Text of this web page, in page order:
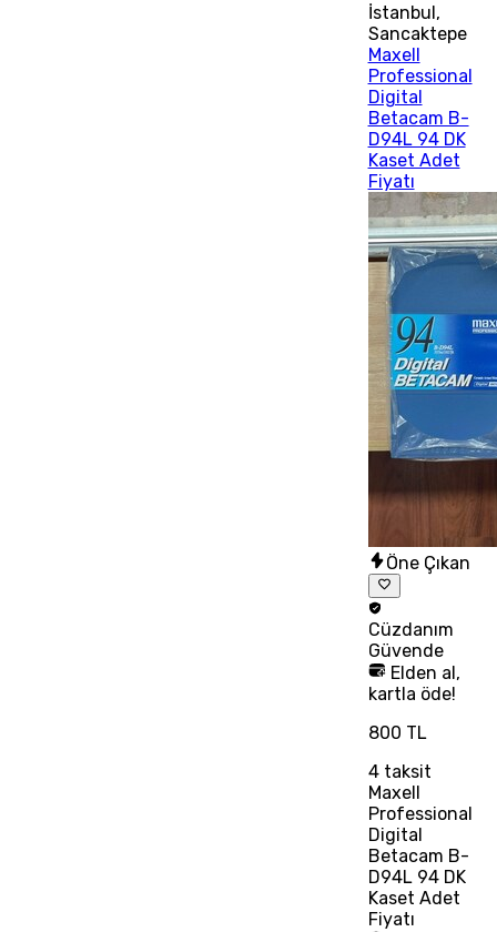
İstanbul,
Sancaktepe
Maxell
Professional
Digital
Betacam B-
D94L 94 DK
Kaset Adet
Fiyatı
Öne Çıkan
Cüzdanım
Güvende
Elden al,
kartla öde!
800 TL
4taksit
Maxell
Professional
Digital
Betacam B-
D94L 94 DK
Kaset Adet
Fiyatı